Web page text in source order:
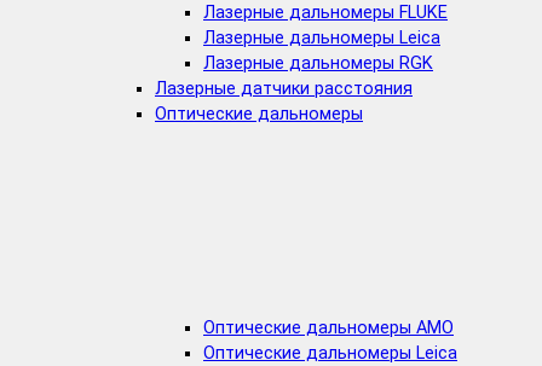
Лазерные дальномеры FLUKE
Лазерные дальномеры Leica
Лазерные дальномеры RGK
Лазерные датчики расстояния
Оптические дальномеры
Оптические дальномеры AMO
Оптические дальномеры Leica